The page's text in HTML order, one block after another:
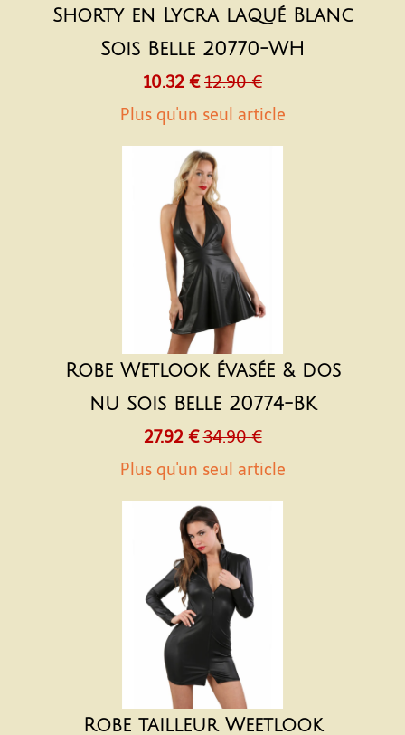
Shorty en Lycra laqué Blanc
Sois Belle 20770-WH
10.32 € 12.90 €
Plus qu'un seul article
Robe Wetlook évasée & dos
nu Sois Belle 20774-BK
27.92 € 34.90 €
Plus qu'un seul article
Robe tailleur Weetlook